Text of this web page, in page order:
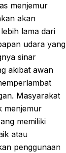
menjemur
akan
lama dari
udara yang
sinar
akibat awan
Masyarakat
menjemur
memiliki
atau
penggunaan